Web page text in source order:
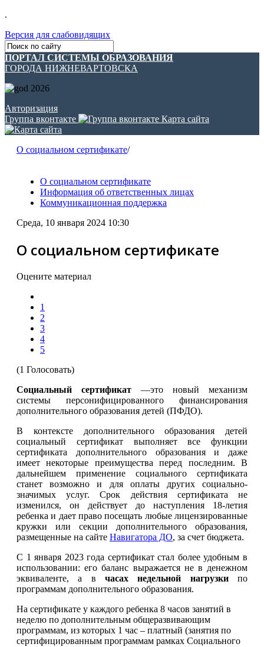
.
Версия для слабовидящих
ПОРТАЛ СИСТЕМЫ ОБРАЗОВАНИЯ
ГОРОДА НИЖНЕВАРТОВСКА
Авторизация
Группа вконтакте
Карта сайта
О социальном сертификате/
О социальном сертификате
Информация об ответственных лицах
Коммуникационная поддержка
Среда, 10 января 2024 10:30
О социальном сертификате
Оцените материал
1
2
3
4
5
(1 Голосовать)
Социальный сертификат —это новый механизм
системы персонифицированного финансирования
дополнительного образования детей (ПФДО).
В контексте дополнительного образования детей
социальный сертификат выполняет все функции
сертификата дополнительного образования и даже
имеет некоторые преимущества перед последним. В
дальнейшем применение социального сертификата
станет возможно и для оплаты других социально-
значимых услуг. Срок действия сертификата не
изменился, он действует до наступления 18-летия
ребенка и дает право посещать любые лицензированные
кружки или секции дополнительного образования,
размещенные на сайте Навигатора ДО, за счет бюджета.
С 1 января 2023 года сертификат стал более удобным в
использовании: его баланс выражается не в денежном
эквиваленте, а в часах недельной нагрузкипо
программам дополнительного образования.
На сертификате у каждого ребенка 8 часов занятий в
неделю по дополнительным общеразвивающим
программам, из которых 1 час – платный (занятия по
сертифицированным программам рамках Социального